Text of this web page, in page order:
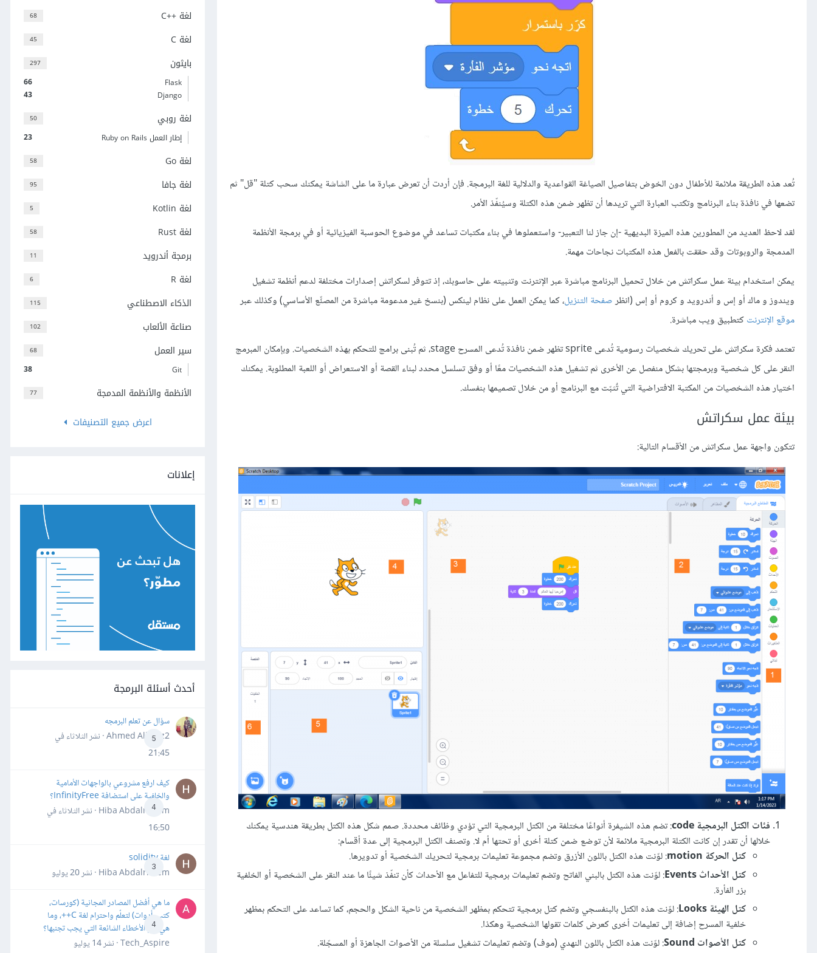
تُعد هذه الطريقة ملائمة للأطفال دون الخوض بتفاصيل الصياغة القواعدية والدلالية للغة البرمجة. فإن أردت أن تعرض عبارة ما على الشاشة يمكنك سحب كتلة "قل" ثم
تضعها في نافذة بناء البرنامج وتكتب العبارة التي تريدها أن تظهر ضمن هذه الكتلة وسيُنفّذ الأمر.
لقد لاحظ العديد من المطورين هذه الميزة البديهية -إن جاز لنا التعبير- واستعملوها في بناء مكتبات تساعد في موضوع الحوسبة الفيزيائية أو في برمجة الأنظمة
المدمجة والروبوتات وقد حققت بالفعل هذه المكتبات نجاحات مهمة.
يمكن استخدام بيئة عمل سكراتش من خلال تحميل البرنامج مباشرة عبر الإنترنت وتثبيته على حاسوبك، إذ تتوفر لسكراتش إصدارات مختلفة لدعم أنظمة تشغيل
ويندوز و ماك أو إس و أندرويد و كروم أو إس (انظرصفحة التنزيل، كما يمكن العمل على نظام لينكس (بنسخ غير مدعومة مباشرة من المصنِّع الأساسي) وكذلك عبر
موقع الإنترنتكتطبيق ويب مباشرة.
تعتمد فكرة سكراتش على تحريك شخصيات رسومية تُدعى sprite تظهر ضمن نافذة تُدعى المسرح stage، ثم تُبنى برامج للتحكم بهذه الشخصيات. وبإمكان المبرمج
النقر على كل شخصية وبرمجتها بشكل منفصل عن الأخرى ثم تشغيل هذه الشخصيات معًا أو وفق تسلسل محدد لبناء القصة أو الاستعراض أو اللعبة المطلوبة. يمكنك
اختيار هذه الشخصيات من المكتبة الافتراضية التي تٌثبّت مع البرنامج أو من خلال تصميمها بنفسك.
بيئة عمل سكراتش
تتكون واجهة عمل سكراتش من الأقسام التالية:
فئات الكتل البرمجية code
: تضم هذه الشيفرة أنواعًا مختلفة من الكتل البرمجية التي تؤدي وظائف محددة. صمم شكل هذه الكتل بطريقة هندسية يمكنك
خلالها أن تقدر إن كانت الكتلة البرمجية ملائمة لأن توضع ضمن كتلة أخرى أو تحتها أم لا. وتصنف الكتل البرمجية إلى عدة أقسام:
كتل الحركة motion
: لوّنت هذه الكتل باللون الأزرق وتضم مجموعة تعليمات برمجية لتحريك الشخصية أو تدويرها.
كتل الأحداث Events
: لوّنت هذه الكتل بالبني الفاتح وتضم تعليمات برمجية للتفاعل مع الأحداث كأن تنفّذ شيئًا ما عند النقر على الشخصية أو الخلفية
بزر الفأرة.
كتل الهيئة Looks
: لوّنت هذه الكتل بالبنفسجي وتضم كتل برمجية تتحكم بمظهر الشخصية من ناحية الشكل والحجم، كما تساعد على التحكم بمظهر
خلفية المسرح إضافة إلى تعليمات أخرى كعرض كلمات تقولها الشخصية وهكذا.
كتل الأصوات Sound
: لوّنت هذه الكتل باللون النهدي (موف) وتضم تعليمات تشغيل سلسلة من الأصوات الجاهزة أو المسجّلة.
68 لغة C++‎
45 لغة C
297 بايثون
66
Flask
43
Django
50 لغة روبي
23 إطار العمل Ruby on Rails
58 لغة Go
95 لغة جافا
5 لغة Kotlin
58 لغة Rust
11 برمجة أندرويد
6 لغة R
115 الذكاء الاصطناعي
102 صناعة الألعاب
68 سير العمل
38 Git
77
الأنظمة والأنظمة المدمجة
اعرض جميع التصنيفات
إعلانات
أحدث أسئلة البرمجة
5
سؤال عن تعلم البرمجه
Ahmed Alhafiz2 · نشر
الثلاثاء في
21:45
4
كيف ارفع مشروعي بالواجهات الأمامية
والخلفية على استضافة InfinityFree؟
Hiba Abdalrheem · نشر
الثلاثاء في
16:50
3
لغة solidity
Hiba Abdalrheem · نشر
20 يوليو
4
ما هي أفضل المصادر المجانية (كورسات،
كتب، أدوات) لتعلّم واحترام لغة C++، وما
هي أهم الأخطاء الشائعة التي يجب تجنبها؟
Tech_Aspire · نشر
14 يوليو